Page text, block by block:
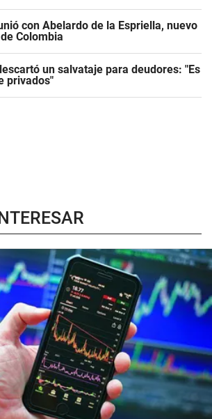
con Abelardo de la Espriella, nuevo
Colombia
un salvataje para deudores: "Es
privados"